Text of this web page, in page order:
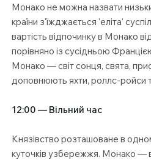
Монако не можна назвати
країни з'їжджається 'еліта'
вартість відпочинку в Монако
порівняно із сусідньою
Монако — світ сонця, свята,
доповнюють яхти, роллс-ройси
12:00 — Вільний час
Князівство розташоване в
куточків узбережжя. Монако —